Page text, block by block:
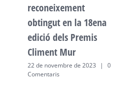
reconeixement
obtingut en la 18ena
edició dels Premis
Climent Mur
22 de novembre de 2023 |
0
Comentaris